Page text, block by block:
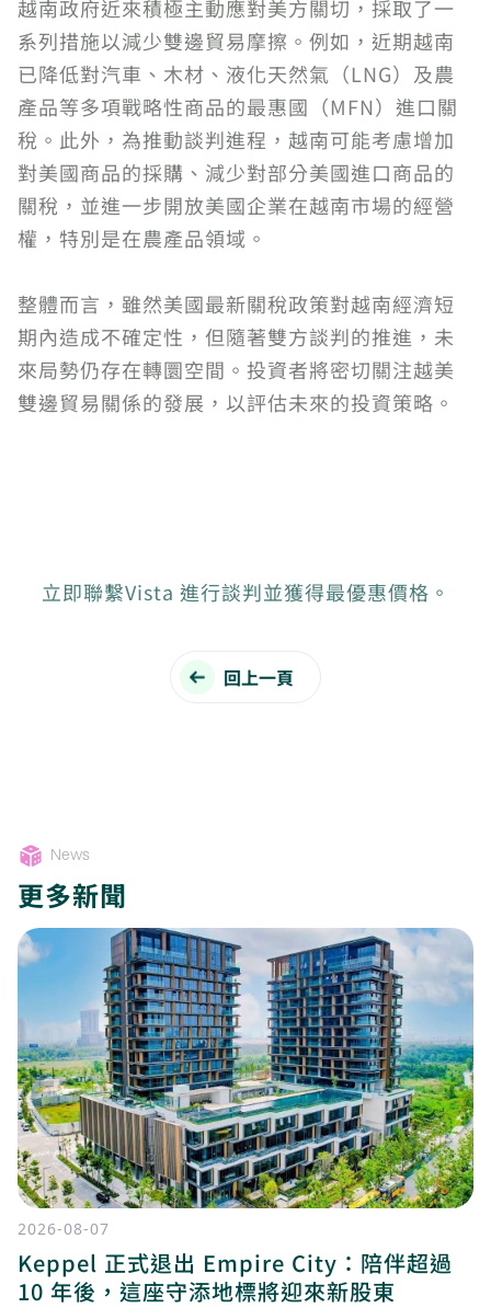
越南政府近來積極主動應對美方關切，採取了一
系列措施以減少雙邊貿易摩擦。例如，近期越南
已降低對汽車、木材、液化天然氣（LNG）及農
產品等多項戰略性商品的最惠國（MFN）進口關
稅。此外，為推動談判進程，越南可能考慮增加
對美國商品的採購、減少對部分美國進口商品的
關稅，並進一步開放美國企業在越南市場的經營
權，特別是在農產品領域。
整體而言，雖然美國最新關稅政策對越南經濟短
期內造成不確定性，但隨著雙方談判的推進，未
來局勢仍存在轉圜空間。投資者將密切關注越美
雙邊貿易關係的發展，以評估未來的投資策略。
立即聯繫Vista 進行談判並獲得最優惠價格。
回上一頁
News
更多新聞
2026-08-07
Keppel 正式退出 Empire City：陪伴超過
10 年後，這座守添地標將迎來新股東